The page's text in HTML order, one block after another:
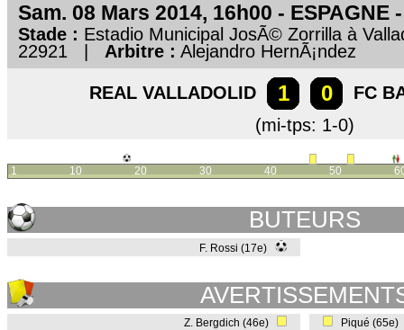
Sam. 08 Mars 2014, 16h00 -
Stade : Estadio Municipal JosÃ© Zorrilla à
22921 | Arbitre : Alejandro HernÃ¡ndez
REAL VALLADOLID 1 0
FC
(mi-tps: 1-0)
1 10 20 30 40 50
BUTEURS
F. Rossi (17e)
Z. Bergdich (46e)
Piqué (65e)